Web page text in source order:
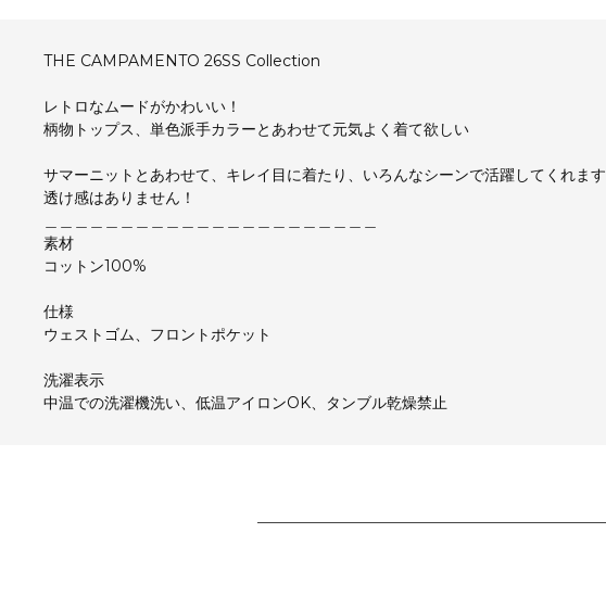
THE CAMPAMENTO 26SS Collection
レトロなムードがかわいい！
柄物トップス、単色派手カラーとあわせて元気よく着て欲しい
サマーニットとあわせて、キレイ目に着たり、いろんなシーンで活躍してくれます
透け感はありません！
素材
コットン100%
仕様
ウェストゴム、フロントポケット
洗濯表示
中温での洗濯機洗い、低温アイロンOK、タンブル乾燥禁止